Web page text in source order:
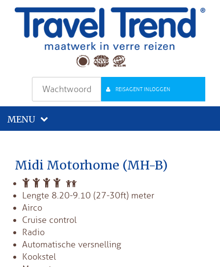
REISAGENT INLOGGEN
MENU
Midi Motorhome (MH-B)
Lengte 8.20-9.10 (27-30ft) meter
Airco
Cruise control
Radio
Automatische versnelling
Kookstel